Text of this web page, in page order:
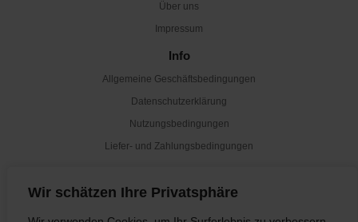
Wir schätzen Ihre Privatsphäre
Über uns
Impressum
Info
Allgemeine Geschäftsbedingungen
Datenschutzerklärung
Nutzungsbedingungen
Liefer- und Zahlungsbedingungen